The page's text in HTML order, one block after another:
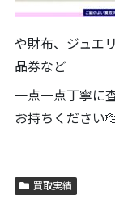
や財布、ジュエ
品券など
一点一点丁寧に
お持ちください
買取実績